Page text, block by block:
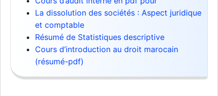
La dissolution des sociétés : Aspect juridique
et comptable
Résumé de Statistiques descriptive
Cours d’introduction au droit marocain
(résumé-pdf)